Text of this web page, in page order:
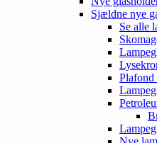
Sjældne nye
Se alle
Plafond